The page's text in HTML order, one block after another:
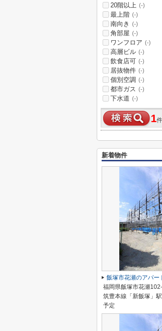
20階以上 (-)
最上階 (-)
南向き (-)
角部屋 (-)
ワンフロア (-)
高層ビル (-)
飲食店可 (-)
居抜物件 (-)
個別空調 (-)
都市ガス (-)
下水道 (-)
1
新着物件
飯塚市花瀬のアパー
福岡県飯塚市花瀬
筑豊本線「新飯塚」
予定